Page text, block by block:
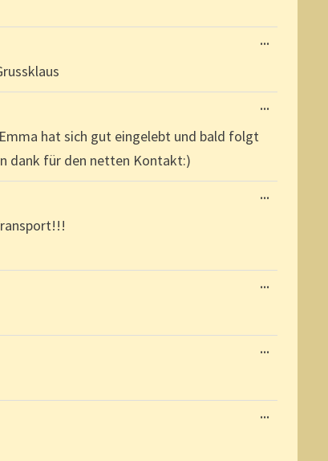
...DIESE
hat sich gut eingelebt und bald folgt
dank für den netten Kontakt:)
...DIESE
...DIESE
...DIESE
...DIESE
...DIESE